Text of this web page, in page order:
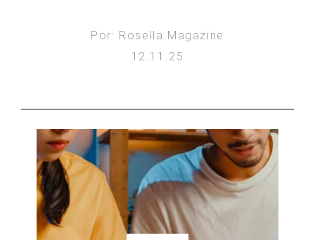
Por: Rosella Magazine
12.11.25